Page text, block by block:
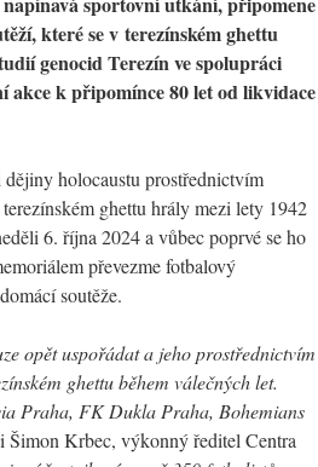
které se v terezínském ghettu
genocid Terezín ve spolupráci
akce k připomínce 80 let od likvidace
holocaustu prostřednictvím
ghettu hrály mezi lety 1942
6. října 2024 a vůbec poprvé se ho
převezme fotbalový
soutěže.
opět uspořádat a jeho prostřednictvím
ghettu během válečných let.
Praha, FK Dukla Praha, Bohemians
Šimon Krbec, výkonný ředitel Centra